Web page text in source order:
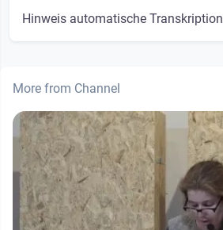
Hinweis automatische Transkription
More from Channel